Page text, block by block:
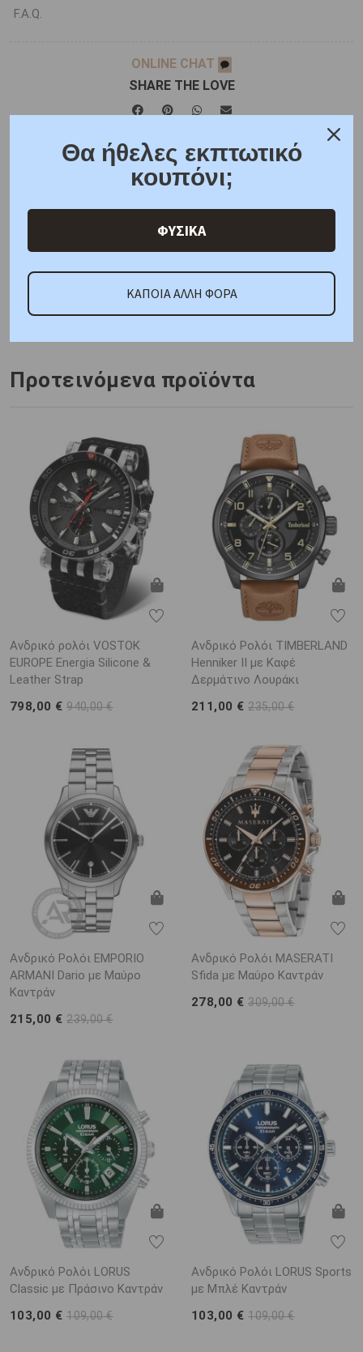
F.A.Q.
ONLINE CHAT
SHARE THE LOVE
Χαρακτηριστικά Χαρακτηριστικά Ρολογιών
Ρωτήστε μας
Κωδικός Προμηθευτή:
969845-41-45-20
Προτεινόμενα προϊόντα
Ανδρικό ρολόι VOSTOK
EUROPE Energia Silicone &
Leather Strap
798,00 €940,00 €
Ανδρικό Ρολόι TIMBERLAND
Henniker II με Καφέ
Δερμάτινο Λουράκι
211,00 €235,00 €
Ανδρικό Ρολόι EMPORIO
ARΜΑΝΙ Dario με Μαύρο
Καντράν
215,00 €239,00 €
Ανδρικό Ρολόι MASERATI
Sfida με Μαύρο Καντράν
278,00 €309,00 €
Ανδρικό Ρολόι LORUS
Classic με Πράσινο Καντράν
103,00 €109,00 €
Ανδρικό Ρολόι LORUS Sports
με Μπλέ Καντράν
103,00 €109,00 €
Θα ήθελες εκπτωτικό
κουπόνι;
ΦΥΣΙΚΑ
ΚΑΠΟΙΑ ΑΛΛΗ ΦΟΡΑ